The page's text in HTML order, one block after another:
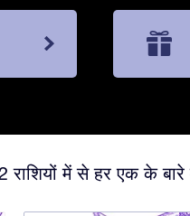
राशियों में से हर एक के